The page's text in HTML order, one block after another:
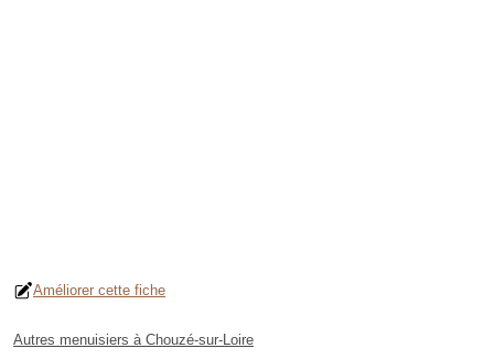
Améliorer cette fiche
Autres menuisiers à Chouzé-sur-Loire